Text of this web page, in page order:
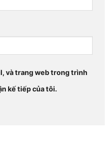
và trang web trong trình
kế tiếp của tôi.